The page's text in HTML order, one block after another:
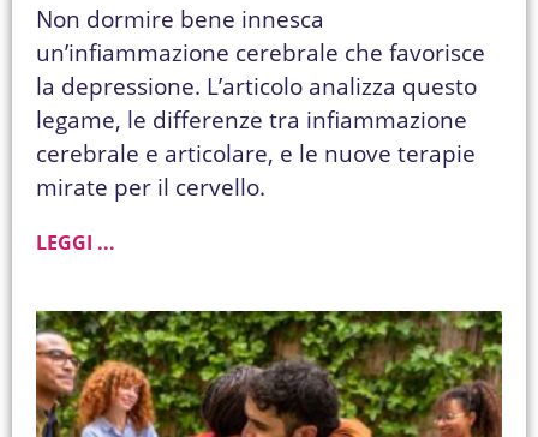
Non dormire bene innesca
un’infiammazione cerebrale che favorisce
la depressione. L’articolo analizza questo
legame, le differenze tra infiammazione
cerebrale e articolare, e le nuove terapie
mirate per il cervello.
LEGGI ...